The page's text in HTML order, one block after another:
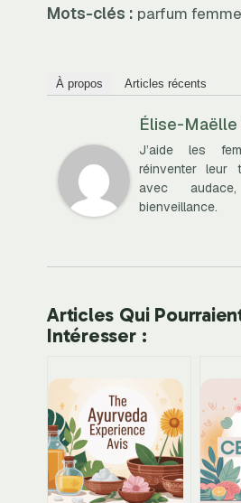
Mots-clés : parfum
À propos Articles récents
Élise-Maëlle
J’aide les
réinventer leur
avec
bienveillance.
Articles Qui
Intéresser :